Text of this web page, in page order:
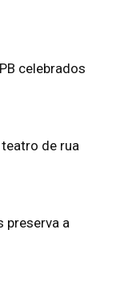
celebrados
de rua
preserva a